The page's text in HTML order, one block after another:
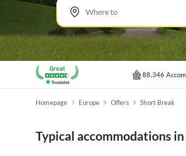
88,346
Homepage Europe Offers Short Break
Typical accommodations